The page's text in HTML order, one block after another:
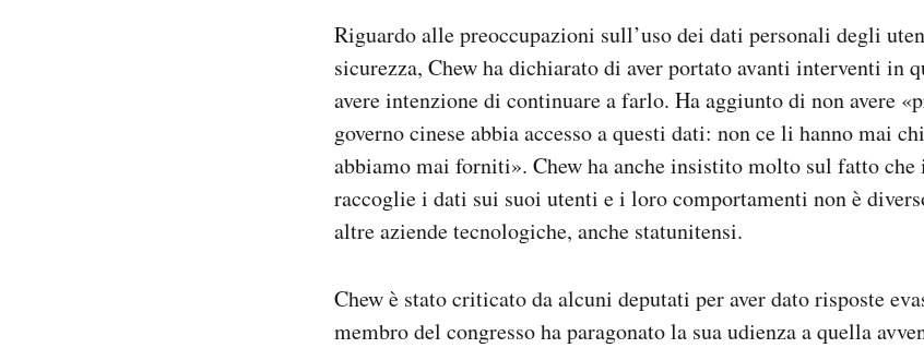
Riguardo alle preoccupazioni sull’uso dei dati personali degli
sicurezza, Chew ha dichiarato di aver portato avanti interventi in
avere intenzione di continuare a farlo. Ha aggiunto di non avere
governo cinese abbia accesso a questi dati: non ce li hanno mai
abbiamo mai forniti». Chew ha anche insistito molto sul fatto
raccoglie i dati sui suoi utenti e i loro comportamenti non è
altre aziende tecnologiche, anche statunitensi.
Chew è stato criticato da alcuni deputati per aver dato risposte
membro del congresso ha paragonato la sua udienza a quella